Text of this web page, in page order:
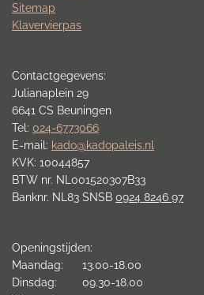
Sitemap
Klavervierpas
Contactgegevens:
Julianaplein 29
6641 CS Beuningen
Tel: 024-6773066
E-mail: kado@kadopaleis.nl
KVK: 10044857
BTW nr. NL001520307B33
Banknr. NL83 SNSB 0924 8246 97
Openingstijden:
Maandag: 13.00-18.00
Dinsdag: 09.30-18.00